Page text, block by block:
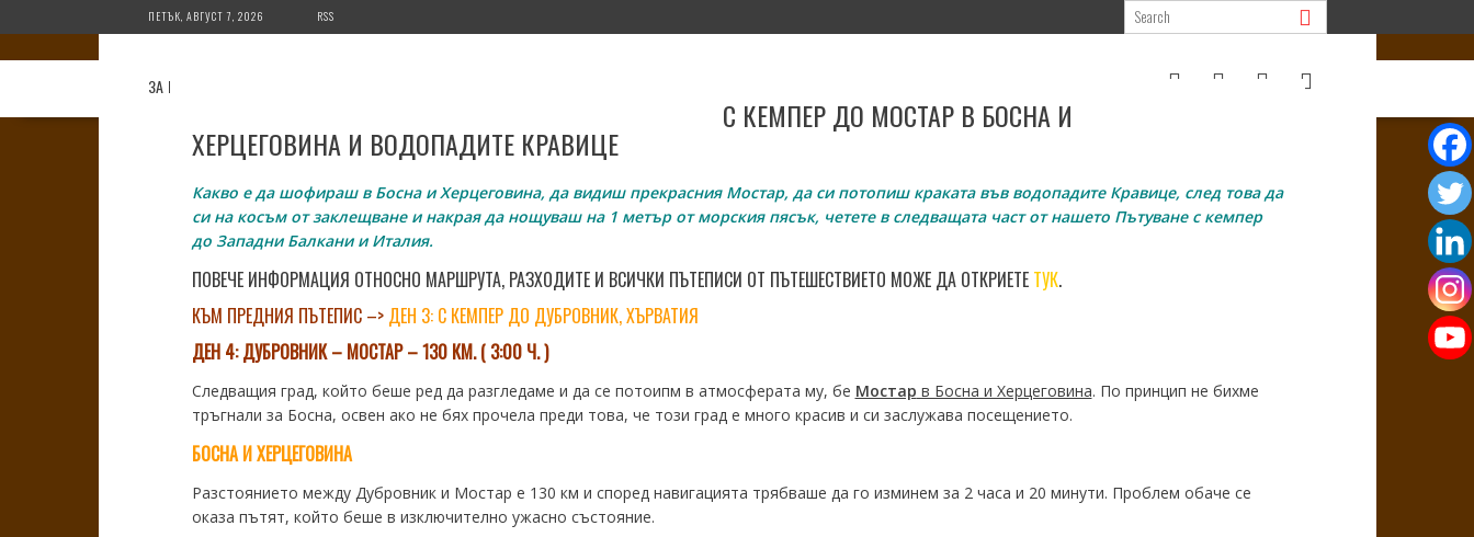
to
content
ПЕТЪК, АВГУСТ 7, 2026 RSS
ЗА МЕН
С КЕМПЕР ДО МОСТАР В БОСНА И
ХЕРЦЕГОВИНА И ВОДОПАДИТЕ КРАВИЦЕ
Какво е да шофираш в Босна и Херцеговина, да видиш прекрасния Мостар, да си потопиш краката във водопадите Кравице, след това да
си на косъм от заклещване и накрая да нощуваш на 1 метър от морския пясък, четете в следващата част от нашето Пътуване с кемпер
до Западни Балкани и Италия.
ПОВЕЧЕ ИНФОРМАЦИЯ ОТНОСНО МАРШРУТА, РАЗХОДИТЕ И ВСИЧКИ ПЪТЕПИСИ ОТ ПЪТЕШЕСТВИЕТО МОЖЕ ДА ОТКРИЕТЕ ТУК.
КЪМ ПРЕДНИЯ ПЪТЕПИС –> ДЕН 3: С КЕМПЕР ДО ДУБРОВНИК, ХЪРВАТИЯ
ДЕН 4:ДУБРОВНИК – МОСТАР – 130 КМ. ( 3:00 Ч. )
Следващия град, който беше ред да разгледаме и да се потоипм в атмосферата му, бе Мостар в Босна и Херцеговина. По принцип не бихме
тръгнали за Босна, освен ако не бях прочела преди това, че този град е много красив и си заслужава посещението.
БОСНА И ХЕРЦЕГОВИНА
Разстоянието между Дубровник и Мостар е 130 км и според навигацията трябваше да го изминем за 2 часа и 20 минути. Проблем обаче се
оказа пътят, който беше в изключително ужасно състояние.